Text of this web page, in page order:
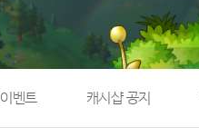
이벤트 캐시샵 공지